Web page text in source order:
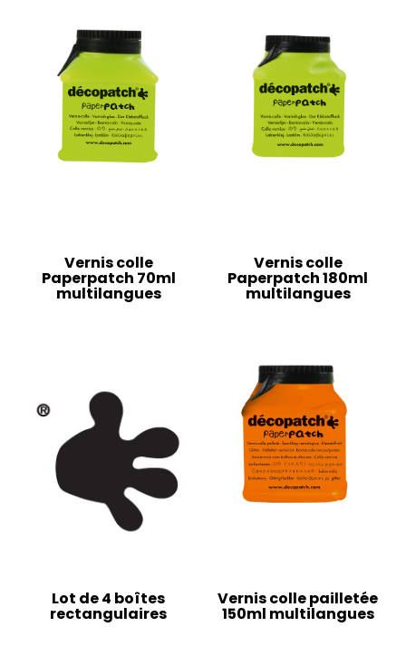
Vernis colle
Paperpatch 70ml
multilangues
Vernis colle
Paperpatch 180ml
multilangues
Lot de 4 boîtes
rectangulaires
Vernis colle pailletée
150ml multilangues